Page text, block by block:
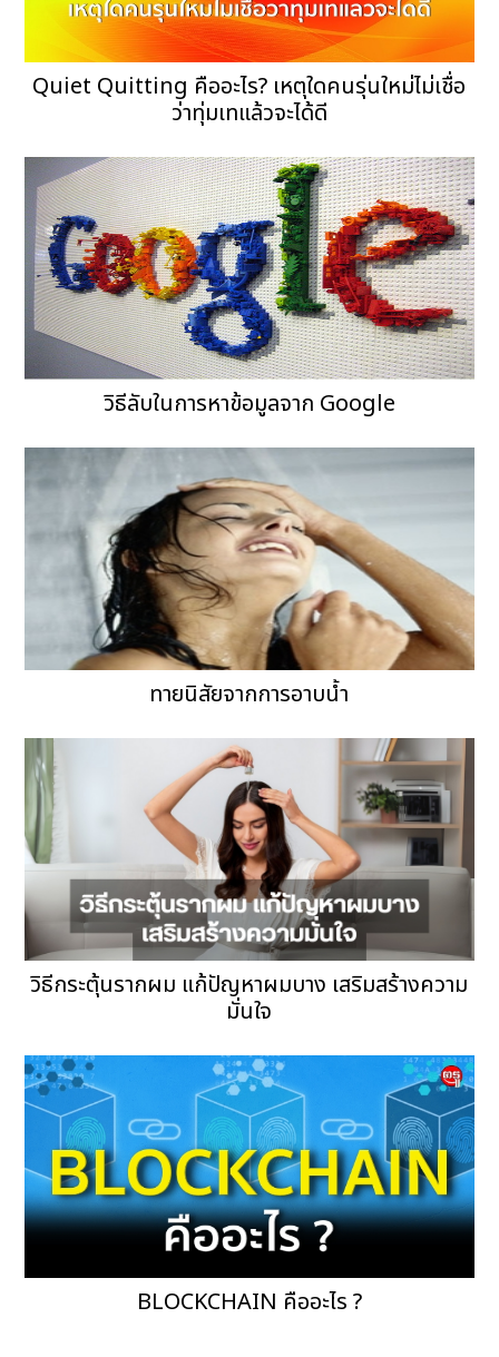
Quiet Quitting คืออะไร? เหตุใดคนรุ่นใหม่ไม่เชื่อ
ว่าทุ่มเทแล้วจะได้ดี
วิธีลับในการหาข้อมูลจาก Google
ทายนิสัยจากการอาบน้ำ
วิธีกระตุ้นรากผม แก้ปัญหาผมบาง เสริมสร้างความ
มั่นใจ
BLOCKCHAIN คืออะไร ?